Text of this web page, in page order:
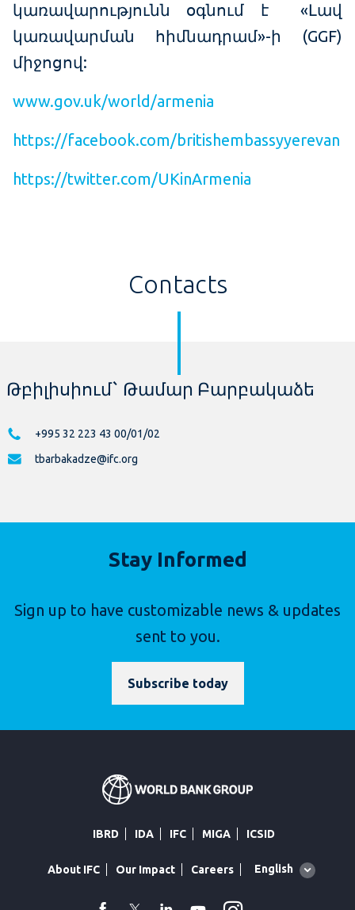
կառավարությունն օգնում է «Լավ
կառավարման հիմնադրամ»-ի (GGF)
միջոցով:
www.gov.uk/world/armenia
https://facebook.com/britishembassyyerevan
https://twitter.com/UKinArmenia
Contacts
Թբիլիսիում` Թամար Բարբակաձե
+995 32 223 43 00/01/02
tbarbakadze@ifc.org
Stay Informed
Sign up to have customizable news & updates
sent to you.
Subscribe today
IBRD IDA IFC MIGA ICSID
About IFC Our Impact Careers
Global
English